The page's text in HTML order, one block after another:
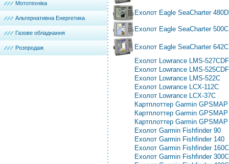
Мототехніка
Альтернативна Енергетика
Газове обладнання
Розпродаж
Ехолот Eagle SeaCharter
Ехолот Eagle SeaCharter
Ехолот Eagle SeaCharter
Ехолот Lowrance LMS-527CDF
Ехолот Lowrance LMS-525CDF
Ехолот Lowrance LMS-522C
Ехолот Lowrance LCX-112C
Ехолот Lowrance LCX-37C
Картплоттер Garmin
Картплоттер Garmin GPSMAP
Картплоттер Garmin GPSMAP
Ехолот Garmin Fishfinder 90
Ехолот Garmin Fishfinder 140